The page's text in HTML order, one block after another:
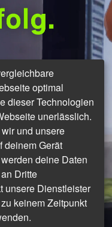
optimal
dieser Technologien
unerlässlich.
und unsere
deinem Gerät
deine Daten
Dritte
unsere Dienstleister
keinem Zeitpunkt